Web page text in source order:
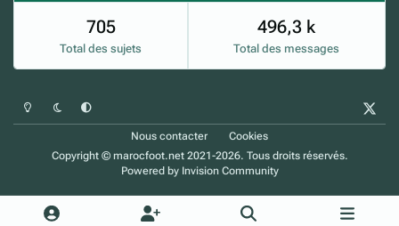
Total des sujets
705
Total des messages
496,3 k
Mode clairMode sombrePréférence du système
Nous contacter
Cookies
Copyright © marocfoot.net 2021-2026. Tous droits réservés.
Powered by Invision Community